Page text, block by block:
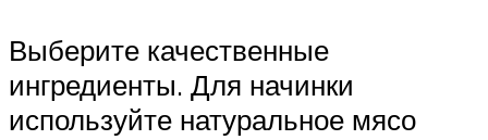
Выберите качественные
ингредиенты. Для начинки
используйте натуральное мясо